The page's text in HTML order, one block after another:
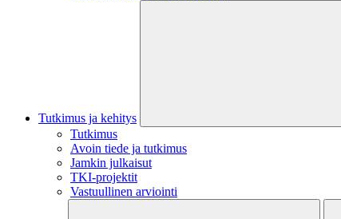
Tutkimus ja kehitys
Tutkimus
Avoin tiede ja tutkimus
Jamkin julkaisut
TKI-projektit
Vastuullinen arviointi